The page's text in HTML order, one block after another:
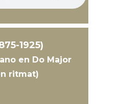
1925)
en Do Major
ritmat)